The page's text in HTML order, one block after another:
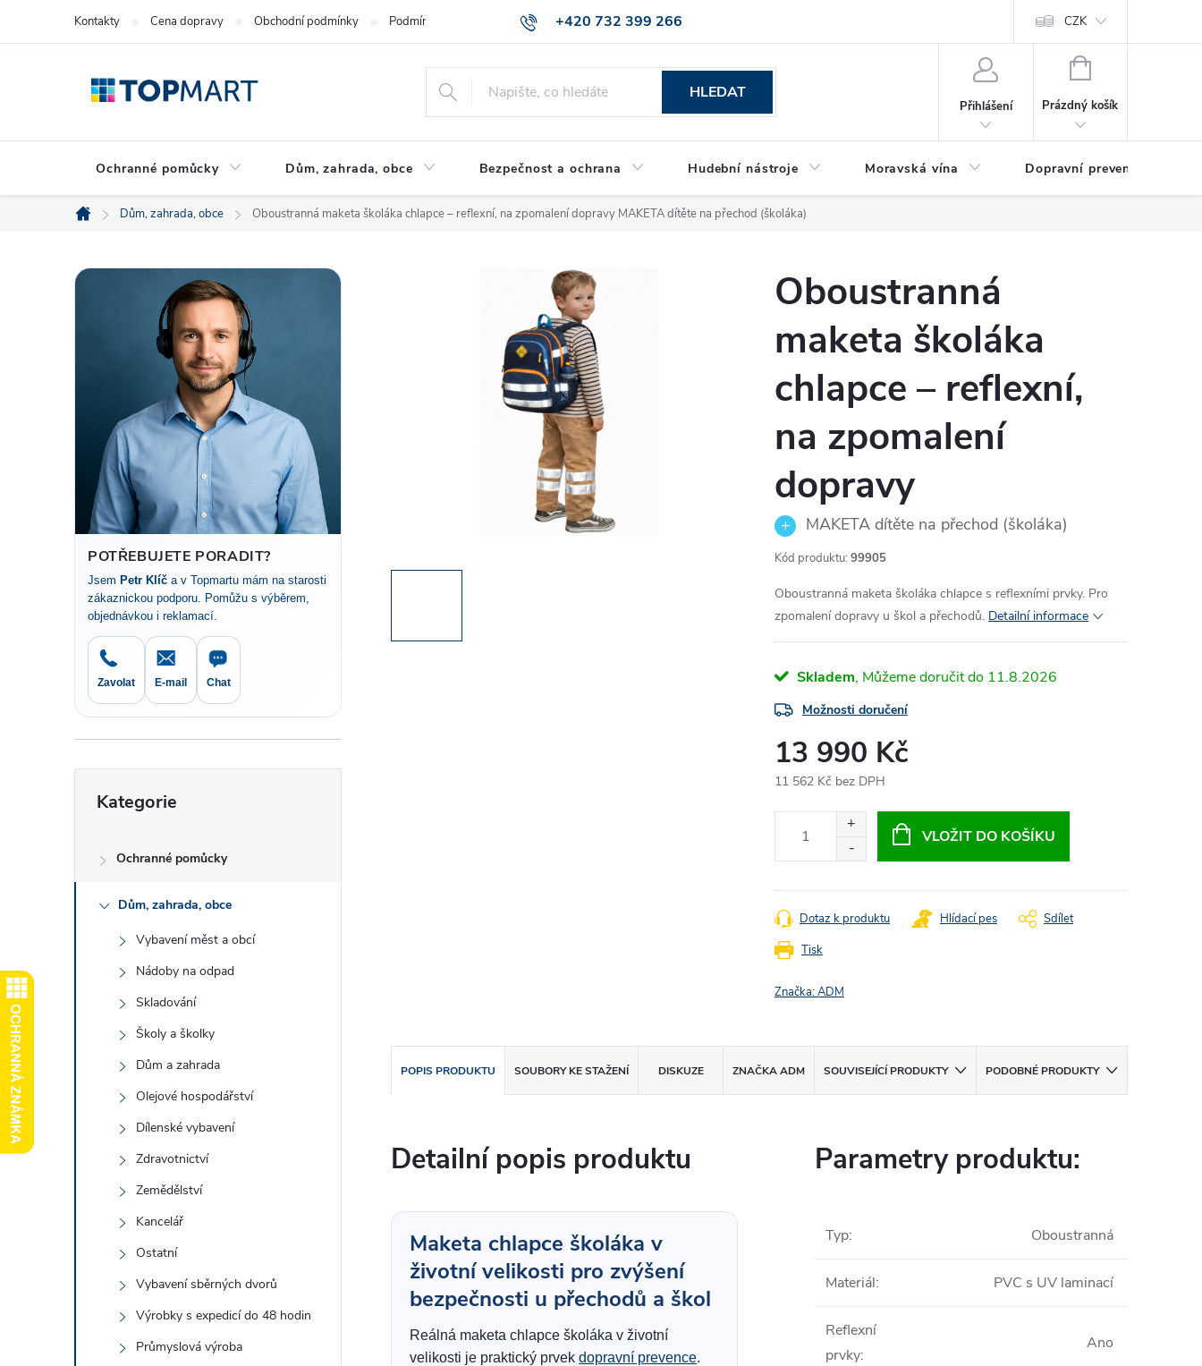
+420 732 399 266
Kontakty Cena dopravy Obchodní podmínky Podmínky ochrany osobních údajů Reklamace zboží CZK
HLEDAT
Přihlášení
NÁKUPNÍ
Prázdný košík
Ochranné pomůcky Dům, zahrada, obce Bezpečnost a ochrana Hudební nástroje Moravská vína Dopravní prevence
Domů
Dům, zahrada, obce Oboustranná maketa školáka chlapce – reflexní, na zpomalení dopravy MAKETA dítěte na přechod (školáka)
P
a
n
n
p
a
n
l
POTŘEBUJETE PORADIT?
Jsem Petr Klíč a v Topmartu mám na starosti
zákaznickou podporu. Pomůžu s výběrem,
objednávkou i reklamací.
Zavolat E-mail Chat
kategorie
Kategorie
Ochranné pomůcky
Dům, zahrada, obce
Vybavení měst a obcí
Nádoby na odpad
Skladování
Školy a školky
Dům a zahrada
Olejové hospodářství
Dílenské vybavení
Zdravotnictví
Zemědělství
Kancelář
Ostatní
Vybavení sběrných dvorů
Výrobky s expedicí do 48 hodin
Průmyslová výroba
Oboustranná
maketa školáka
chlapce – reflexní,
na zpomalení
dopravy
MAKETA dítěte na přechod (školáka)
Kód produktu: 99905
Oboustranná maketa školáka chlapce s reflexními prvky. Pro
zpomalení dopravy u škol a přechodů. Detailní informace
Skladem 11.8.2026
Možnosti doručení
13 990 Kč
11 562 Kč bez DPH
VLOŽIT DO KOŠÍKU
Tisk
Dotaz k produktu Hlídací pes Sdílet
Značka:ADM
POPIS PRODUKTU SOUBORY KE STAŽENÍ DISKUZE ZNAČKAADM SOUVISEJÍCÍ PRODUKTY PODOBNÉ PRODUKTY
Detailní popis produktu
Maketa chlapce školáka v
životní velikosti pro zvýšení
bezpečnosti u přechodů a škol
Reálná maketa chlapce školáka v životní
velikosti je praktický prvek dopravní prevence.
Parametry produktu:
Typ: Oboustranná
Materiál: PVC s UV laminací
Reflexní
prvky:
Ano